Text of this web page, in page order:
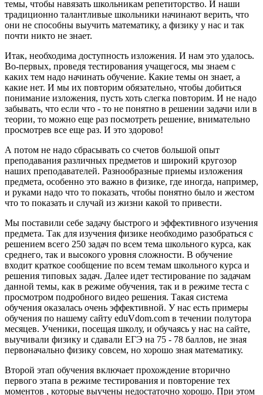
темы, чтобы навязать школьникам репетиторство. И наши
традиционно талантливые школьники начинают верить, что
они не способны выучить математику, а физику у нас и так
почти никто не знает.
Итак, необходима доступность изложения. И нам это удалось.
Во-первых, проведя тестирования учащегося, мы знаем с
каких тем надо начинать обучение. Какие темы он знает, а
какие нет. И мы их повторим обязательно, чтобы добиться
понимание изложения, пусть хоть слегка повторим. И не надо
забывать, что если что - то не понятно в решении задачи или в
теории, то можно еще раз посмотреть решение, внимательно
просмотрев все еще раз. И это здорово!
А потом не надо сбрасывать со счетов большой опыт
преподавания различных предметов и широкий кругозор
наших преподавателей. Разнообразные приемы изложения
предмета, особенно это важно в физике, где иногда, например,
и руками надо что то показать, чтобы понятно было и жестом
что то показать и случай из жизни какой то привести.
Мы поставили себе задачу быстрого и эффективного изучения
предмета. Так для изучения физике необходимо разобраться с
решением всего 250 задач по всем тема школьного курса, как
среднего, так и высокого уровня сложности. В обучение
входит краткое сообщение по всем темам школьного курса и
решения типовых задач. Далее идет тестирование по задачам
данной темы, как в режиме обучения, так и в режиме теста с
просмотром подробного видео решения. Такая система
обучения оказалась очень эффективной. У нас есть примеры
обучения по нашему сайту eduVdom.com в течении полутора
месяцев. Ученики, посещая школу, и обучаясь у нас на сайте,
выучивали физику и сдавали ЕГЭ на 75 - 78 баллов, не зная
первоначально физику совсем, но хорошо зная математику.
Второй этап обучения включает прохождение вторично
первого этапа в режиме тестирования и повторение тех
моментов , которые выучены недостаточно хорошо. При этом